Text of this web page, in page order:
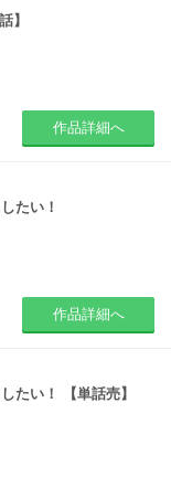
】
作品詳細へ
たい！
作品詳細へ
たい！ 【単話売】